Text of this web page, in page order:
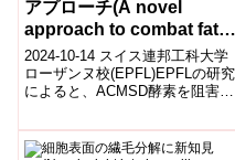
た。
アプローチ(A novel
approach to combat fatty
liver disease)
2024-10-14 スイス連邦工科大学
ローザンヌ校(EPFL)EPFLの研究
によると、ACMSD酵素を阻害す
(MASLD/MASH)によ...